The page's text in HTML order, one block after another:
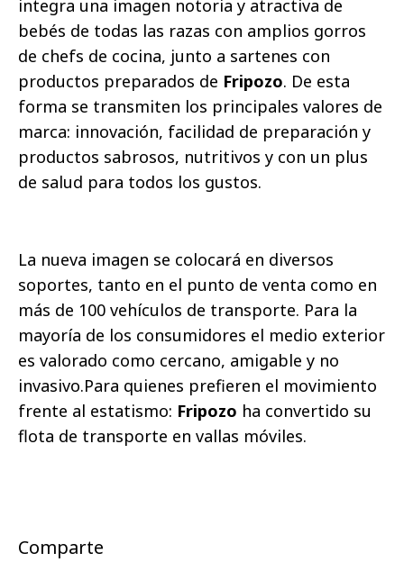
integra una imagen notoria y atractiva de
bebés de todas las razas con amplios gorros
de chefs de cocina, junto a sartenes con
productos preparados de Fripozo. De esta
forma se transmiten los principales valores de
marca: innovación, facilidad de preparación y
productos sabrosos, nutritivos y con un plus
de salud para todos los gustos.
La nueva imagen se colocará en diversos
soportes, tanto en el punto de venta como en
más de 100 vehículos de transporte. Para la
mayoría de los consumidores el medio exterior
es valorado como cercano, amigable y no
invasivo.Para quienes prefieren el movimiento
frente al estatismo: Fripozo ha convertido su
flota de transporte en vallas móviles.
Comparte